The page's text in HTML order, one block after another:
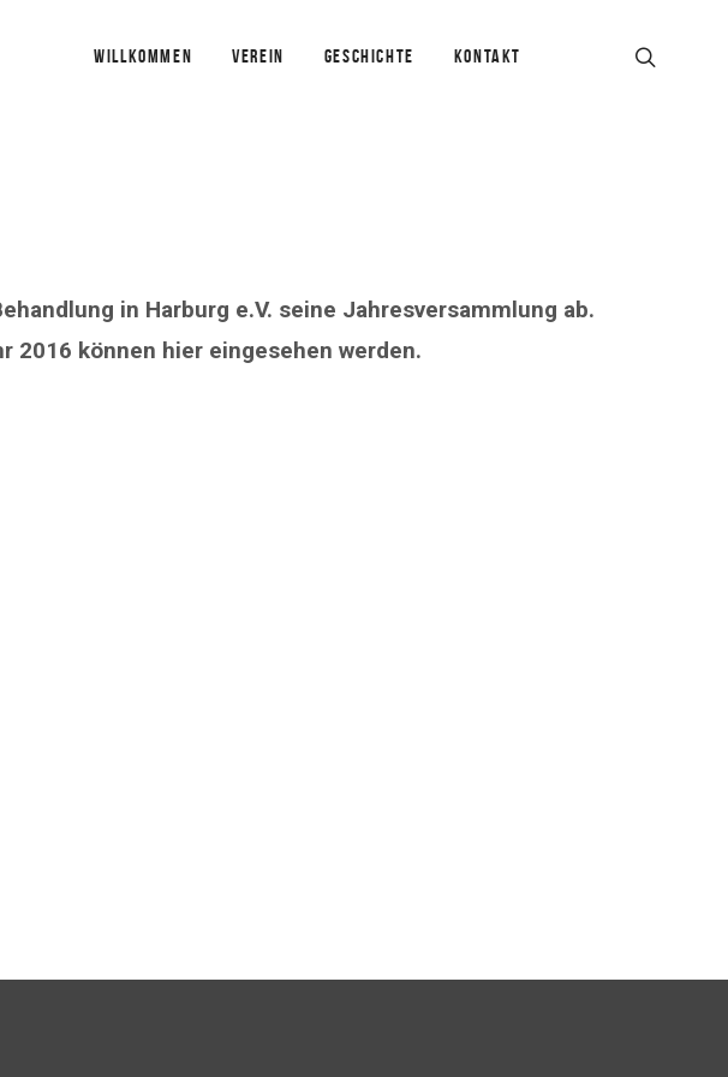
WILLKOMMEN VEREIN GESCHICHTE KONTAKT
in Harburg e.V. seine Jahresversammlung ab.
2016 können hier eingesehen werden.